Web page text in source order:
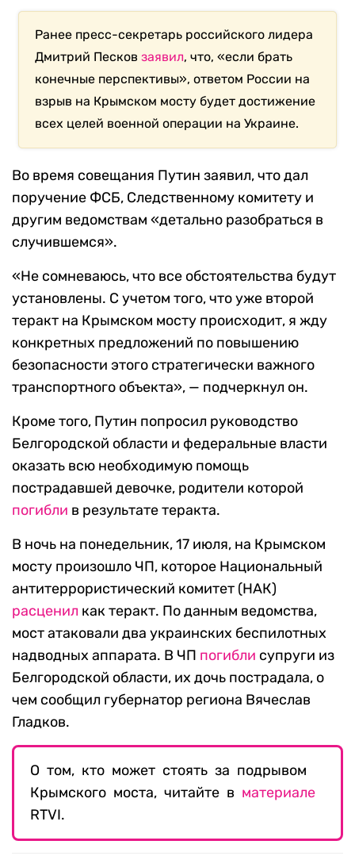
Ранее пресс-секретарь российского лидера
Дмитрий Песковзаявил, что, «если брать
конечные перспективы», ответом России на
взрыв на Крымском мосту будет достижение
всех целей военной операции на Украине.
Во время совещания Путин заявил, что дал
поручение ФСБ, Следственному комитету и
другим ведомствам «детально разобраться в
случившемся».
«Не сомневаюсь, что все обстоятельства будут
установлены. С учетом того, что уже второй
теракт на Крымском мосту происходит, я жду
конкретных предложений по повышению
безопасности этого стратегически важного
транспортного объекта», — подчеркнул он.
Кроме того, Путин попросил руководство
Белгородской области и федеральные власти
оказать всю необходимую помощь
пострадавшей девочке, родители которой
погибли в результате теракта.
В ночь на понедельник, 17 июля, на Крымском
мосту произошло ЧП, которое Национальный
антитеррористический комитет (НАК)
расценил как теракт. По данным ведомства,
мост атаковали два украинских беспилотных
надводных аппарата. В ЧП погибли супруги из
Белгородской области, их дочь пострадала, о
чем сообщил губернатор региона Вячеслав
Гладков.
О том, кто может стоять за подрывом
Крымского моста, читайте в материале
RTVI.